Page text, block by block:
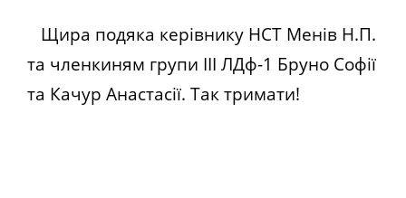
Щира подяка керівнику НСТ Менів Н.П.
та членкиням групи ІІІ ЛДф-1 Бруно Софії
та Качур Анастасії. Так тримати!